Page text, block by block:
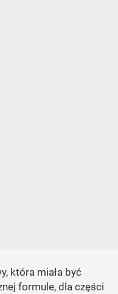
która miała być
formule, dla części